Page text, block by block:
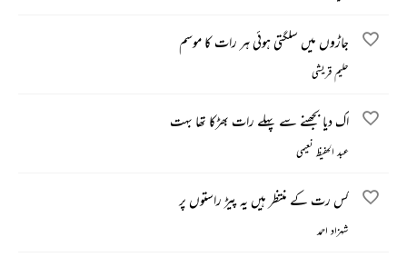
جاڑوں میں سلگتی ہوئی ہر رات کا موسم
حلیم قریشی
اک دیا بجھنے سے پہلے رات بھڑکا تھا بہت
عبد الحفیظ نعیمی
کس رت کے منتظر ہیں یہ پیڑ راستوں پر
شہزاد احمد